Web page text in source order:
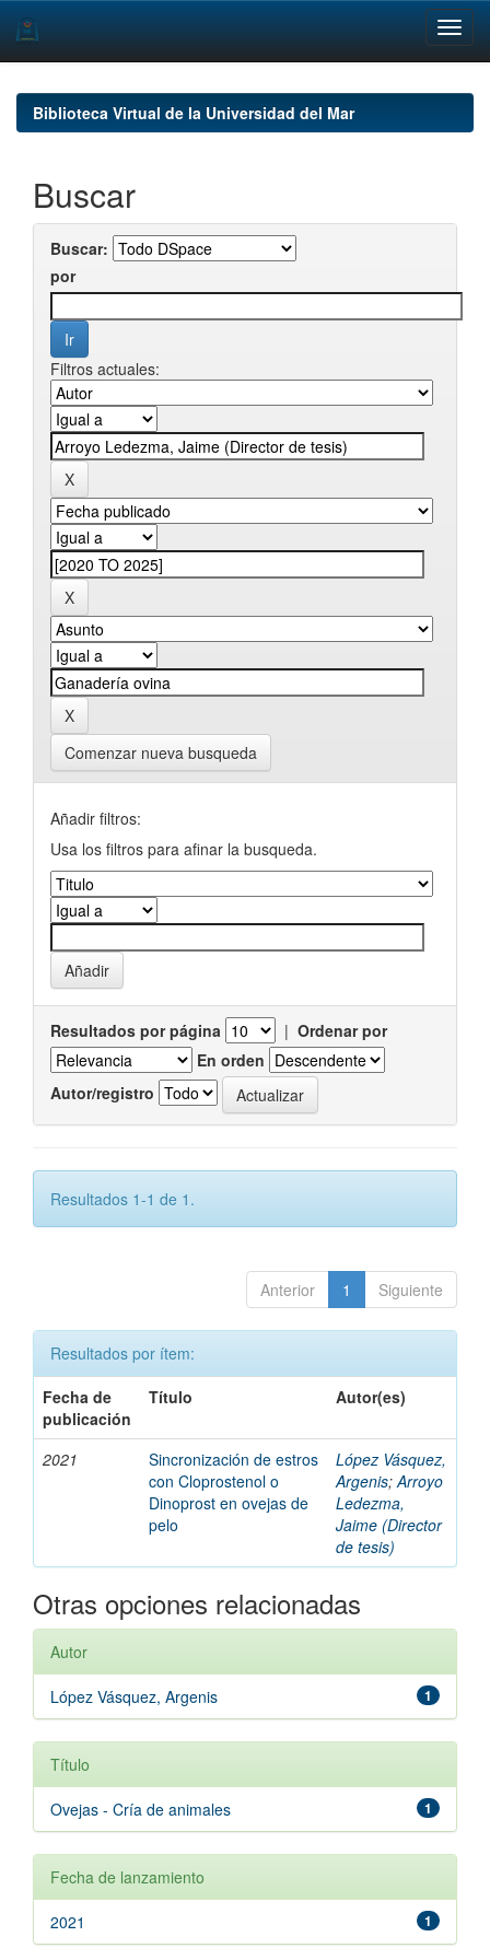
navigationBiblioteca Virtual de la Universidad del Mar
Buscar
Buscar:
por
Filtros actuales:
Comenzar nueva busqueda
Añadir filtros:
Usa los filtros para afinar la busqueda.
Resultados por página | Ordenar por
En orden
Autor/registro
Resultados 1-1 de 1.
Anterior 1 Siguiente
Resultados por ítem:
Fecha de
publicación
Título Autor(es)
2021
Sincronización de estros
con Cloprostenol o
Dinoprost en ovejas de
pelo
López Vásquez,
Argenis;Arroyo
Ledezma,
Jaime (Director
de tesis)
Otras opciones relacionadas
Autor
1
López Vásquez, Argenis
Título
1
Ovejas - Cría de animales
Fecha de lanzamiento
1
2021